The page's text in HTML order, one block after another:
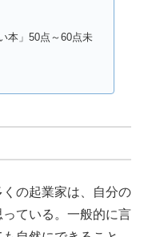
50点～60点未
くの起業家は、自分の
ている。一般的に言